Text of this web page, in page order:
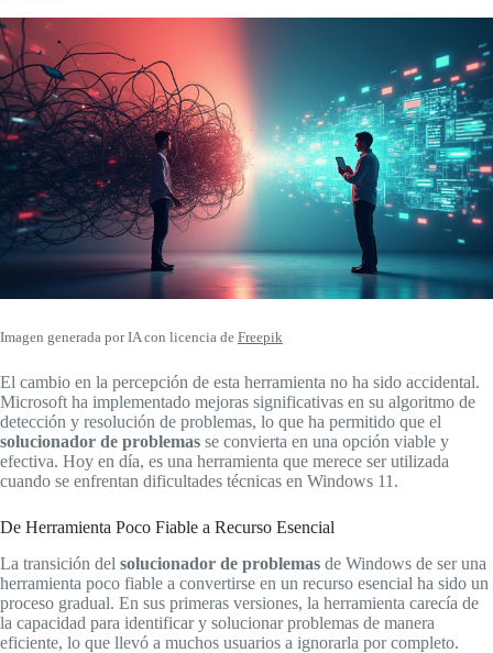
Imagen generada por IA con licencia de Freepik
El cambio en la percepción de esta herramienta no ha sido accidental.
Microsoft ha implementado mejoras significativas en su algoritmo de
detección y resolución de problemas, lo que ha permitido que el
solucionador de problemas se convierta en una opción viable y
efectiva. Hoy en día, es una herramienta que merece ser utilizada
cuando se enfrentan dificultades técnicas en Windows 11.
De Herramienta Poco Fiable a Recurso Esencial
La transición del solucionador de problemas de Windows de ser una
herramienta poco fiable a convertirse en un recurso esencial ha sido un
proceso gradual. En sus primeras versiones, la herramienta carecía de
la capacidad para identificar y solucionar problemas de manera
eficiente, lo que llevó a muchos usuarios a ignorarla por completo.